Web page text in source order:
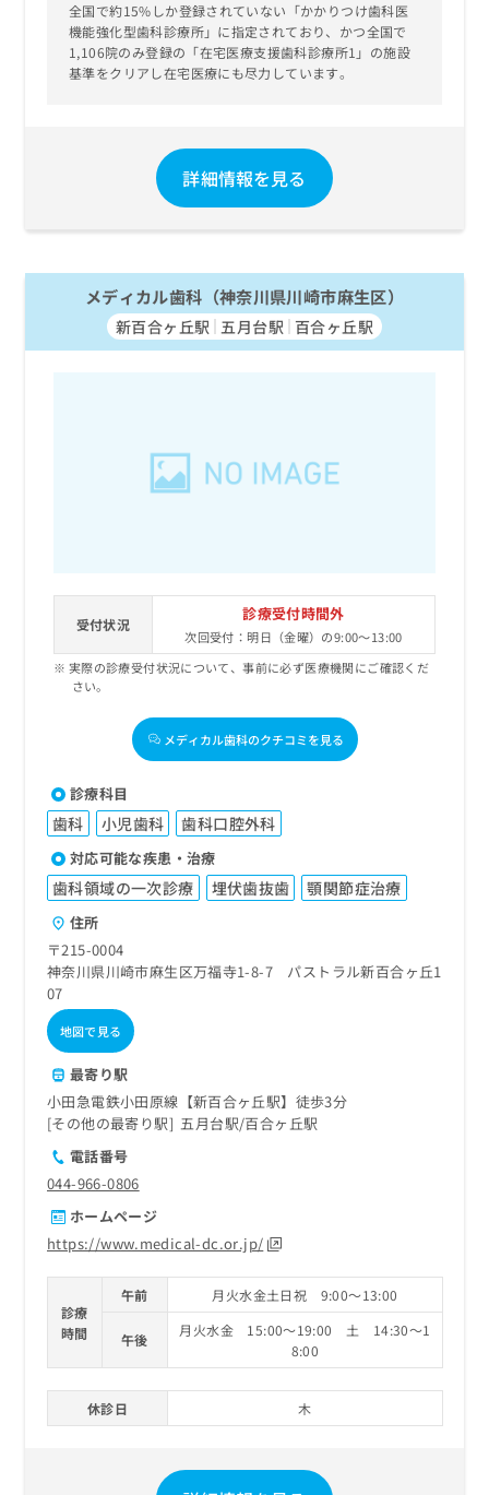
全国で約15%しか登録されていない「かかりつけ歯科医
機能強化型歯科診療所」に指定されており、かつ全国で
1,106院のみ登録の「在宅医療支援歯科診療所1」の施設
基準をクリアし在宅医療にも尽力しています。
詳細情報を見る
メディカル歯科（神奈川県川崎市麻生区）
新百合ヶ丘駅 五月台駅 百合ヶ丘駅
受付状況
診療受付時間外
次回受付：明日（金曜）の9:00～13:00
実際の診療受付状況について、事前に必ず医療機関にご確認くだ
さい。
メディカル歯科のクチコミを見る
診療科目
歯科 小児歯科 歯科口腔外科
対応可能な疾患・治療
歯科領域の一次診療 埋伏歯抜歯 顎関節症治療
住所
〒215-0004
神奈川県川崎市麻生区万福寺1-8-7 パストラル新百合ヶ丘1
07
地図で見る
最寄り駅
小田急電鉄小田原線【新百合ヶ丘駅】徒歩3分
その他の最寄り駅
五月台駅 百合ヶ丘駅
電話番号
044-966-0806
ホームページ
https://www.medical-dc.or.jp/
診療
時間
午前 月火水金土日祝 9:00～13:00
午後
月火水金 15:00～19:00 土 14:30～1
8:00
休診日 木